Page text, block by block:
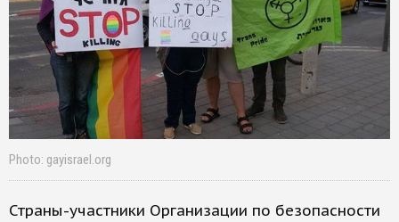
Photo: gayisrael.org
Страны-участники Организации по безопасности